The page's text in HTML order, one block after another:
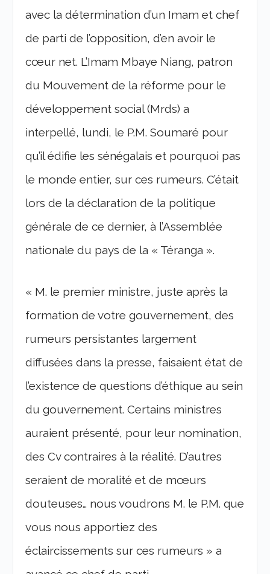
avec la détermination d’un Imam et chef
de parti de l’opposition, d’en avoir le
cœur net. L’Imam Mbaye Niang, patron
du Mouvement de la réforme pour le
développement social (Mrds) a
interpellé, lundi, le P.M. Soumaré pour
qu’il édifie les sénégalais et pourquoi pas
le monde entier, sur ces rumeurs. C’était
lors de la déclaration de la politique
générale de ce dernier, à l’Assemblée
nationale du pays de la « Téranga ».
« M. le premier ministre, juste après la
formation de votre gouvernement, des
rumeurs persistantes largement
diffusées dans la presse, faisaient état de
l’existence de questions d’éthique au sein
du gouvernement. Certains ministres
auraient présenté, pour leur nomination,
des Cv contraires à la réalité. D’autres
seraient de moralité et de mœurs
douteuses… nous voudrons M. le P.M. que
vous nous apportiez des
éclaircissements sur ces rumeurs » a